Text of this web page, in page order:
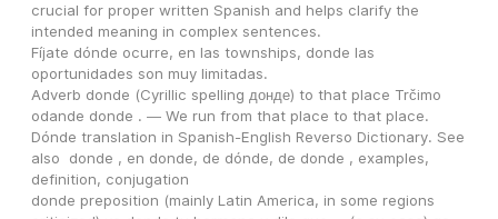
crucial for proper written Spanish and helps clarify the
intended meaning in complex sentences.
Fíjate dónde ocurre, en las townships, donde las
oportunidades son muy limitadas.
Adverb donde (Cyrillic spelling донде) to that place Trčimo
odande donde . ― We run from that place to that place.
Dónde translation in Spanish-English Reverso Dictionary. See
also  donde , en donde, de dónde, de donde , examples,
definition, conjugation
donde preposition (mainly Latin America, in some regions